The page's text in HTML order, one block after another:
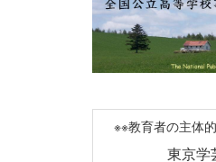
※※教育者の主体
東京学